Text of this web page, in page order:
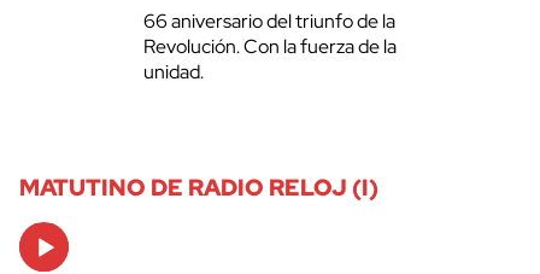
66 aniversario del triunfo de la
Revolución. Con la fuerza de la
unidad.
MATUTINO DE RADIO RELOJ (I)
Audio
Player